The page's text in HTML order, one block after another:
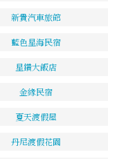
新貴汽車旅館
藍色星海民宿
星鑽大飯店
金緣民宿
夏天渡假屋
丹尼渡假花園